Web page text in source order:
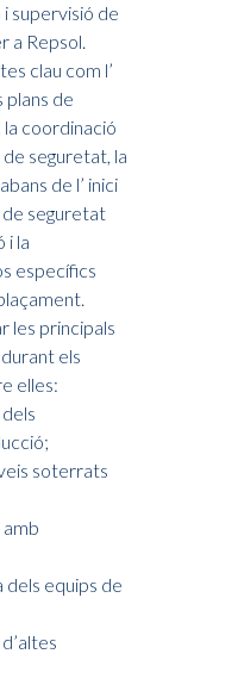
supervisió de
a Repsol.
clau com l’
plans de
coordinació
seguretat, la
de l’ inici
de seguretat
i la
específics
les principals
els
elles:
soterrats
equips de